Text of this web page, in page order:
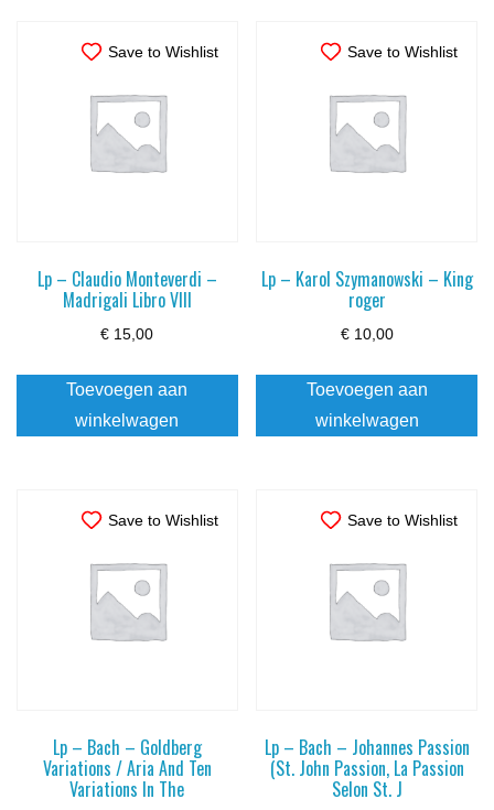
Save to Wishlist
Lp – Claudio Monteverdi –
Madrigali Libro VIII
€ 15,00
Toevoegen aan
winkelwagen
Save to Wishlist
Lp – Karol Szymanowski – King
roger
€10,00
Toevoegen aan
winkelwagen
Save to Wishlist
Lp – Bach – Goldberg
Variations / Aria And Ten
Variations In The
Save to Wishlist
Lp – Bach – Johannes Passion
(St. John Passion, La Passion
Selon St. J